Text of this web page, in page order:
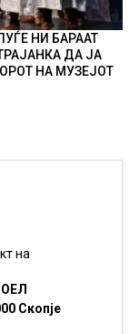
НИ БАРААТ
ДА ЈА
НА МУЗЕЈОТ
на
Скопје